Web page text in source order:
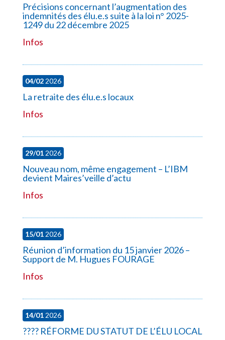
Précisions concernant l’augmentation des
indemnités des élu.e.s suite à la loi n° 2025-
1249 du 22 décembre 2025
Infos
04/022026
La retraite des élu.e.s locaux
Infos
29/012026
Nouveau nom, même engagement – L’IBM
devient Maires’veille d’actu
Infos
15/012026
Réunion d’information du 15 janvier 2026 –
Support de M. Hugues FOURAGE
Infos
14/012026
????️ RÉFORME DU STATUT DE L’ÉLU LOCAL